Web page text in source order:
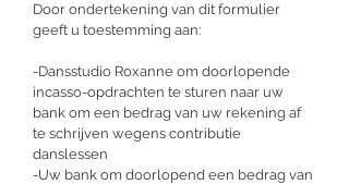
e
Door ondertekening van dit formulier
geeft u toestemming aan:
-Dansstudio Roxanne om doorlopende
incasso-opdrachten te sturen naar uw
bank om een bedrag van uw rekening af
te schrijven wegens contributie
danslessen
-Uw bank om doorlopend een bedrag van